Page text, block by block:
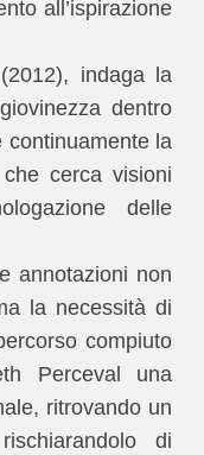
all’ispirazione
indaga la
dentro
continuamente la
cerca visioni
delle
annotazioni non
la necessità di
compiuto
Perceval una
ritrovando un
di